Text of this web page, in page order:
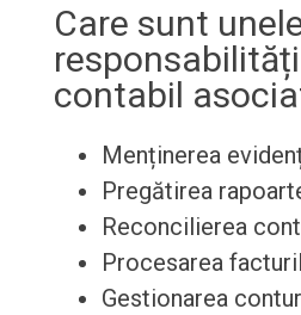
Care sunt
contabil
Menținerea
Pregătirea
Reconcilierea
Procesarea
Gestionarea